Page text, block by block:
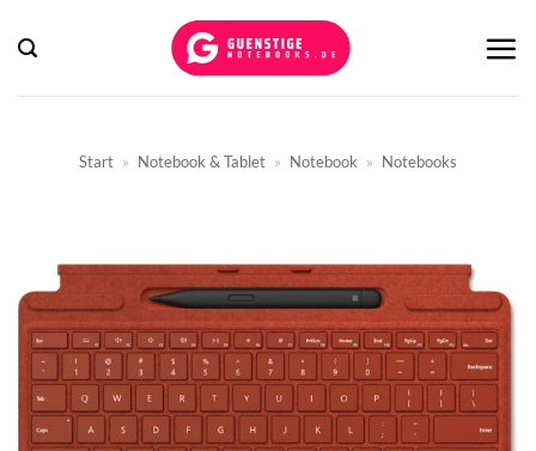
Inhalt
Start » Notebook & Tablet » Notebook » Notebooks